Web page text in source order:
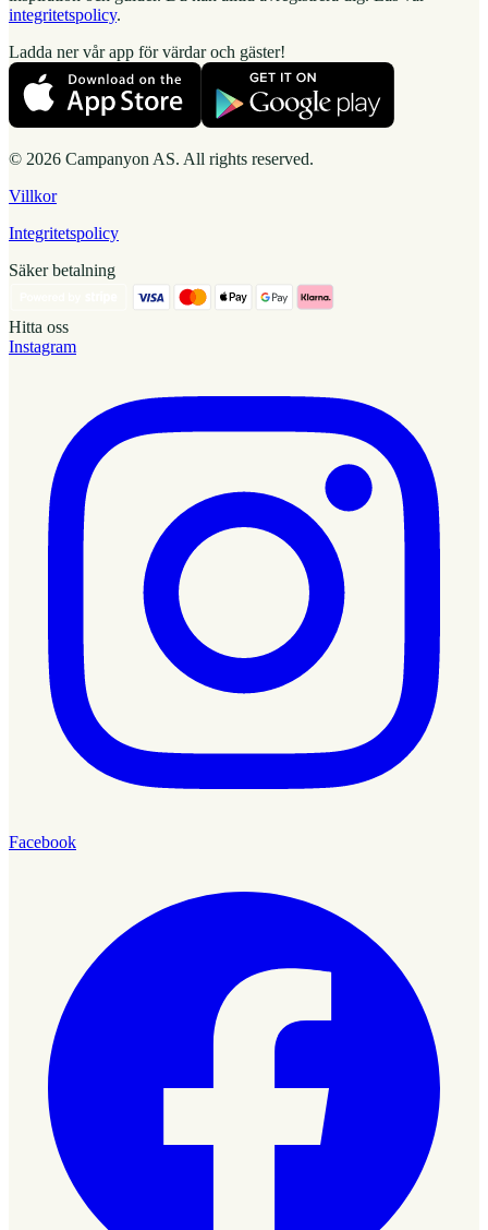
integritetspolicy.
Ladda ner vår app för värdar och gäster!
© 2026 Campanyon AS. All rights reserved.
Villkor
Integritetspolicy
Säker betalning
Hitta oss
Instagram
Facebook